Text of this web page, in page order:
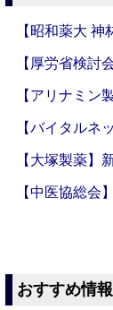
【昭和薬大
【厚労省検討
【アリナミン
【バイタルネ
【大塚製薬】
【中医協総会
おすすめ情報